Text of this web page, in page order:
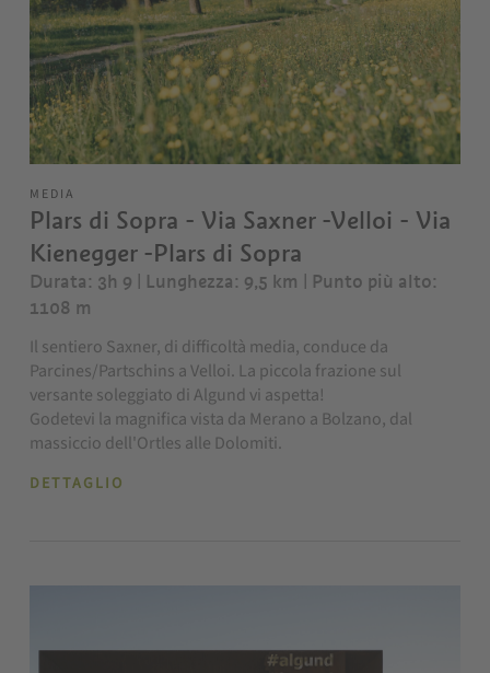
MEDIA
Plars di Sopra - Via Saxner -Velloi - Via
Kienegger -Plars di Sopra
Durata: 3h 9 | Lunghezza: 9,5 km | Punto più alto:
1108 m
Il sentiero Saxner, di difficoltà media, conduce da
Parcines/Partschins a Velloi. La piccola frazione sul
versante soleggiato di Algund vi aspetta!
Godetevi la magnifica vista da Merano a Bolzano, dal
massiccio dell'Ortles alle Dolomiti.
DETTAGLIO